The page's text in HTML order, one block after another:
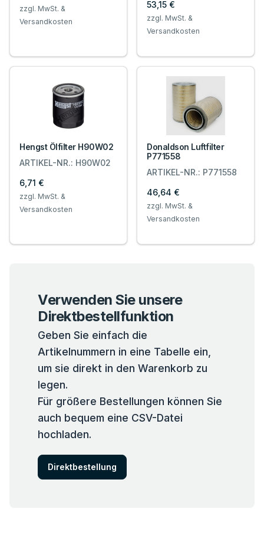
zzgl. MwSt. &
Versandkosten
53,15 €
zzgl. MwSt. &
Versandkosten
Hengst Ölfilter H90W02
ARTIKEL-NR.: H90W02
6,71 €
zzgl. MwSt. &
Versandkosten
Donaldson Luftfilter
P771558
ARTIKEL-NR.: P771558
46,64 €
zzgl. MwSt. &
Versandkosten
Verwenden Sie unsere
Direktbestellfunktion
Geben Sie einfach die
Artikelnummern in eine Tabelle ein,
um sie direkt in den Warenkorb zu
legen.
Für größere Bestellungen können Sie
auch bequem eine CSV-Datei
hochladen.
Direktbestellung